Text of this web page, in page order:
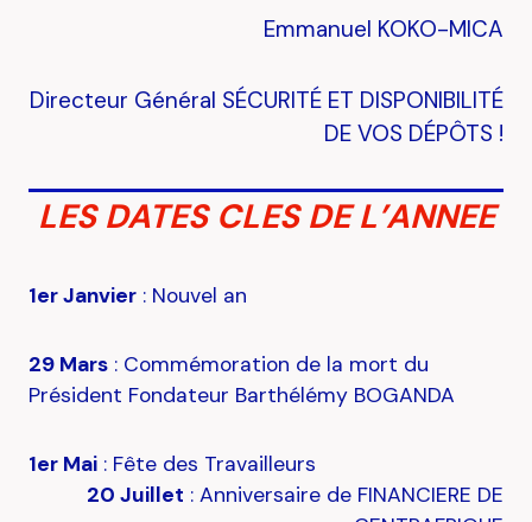
Emmanuel KOKO-MICA
Directeur Général SÉCURITÉ ET DISPONIBILITÉ
DE VOS DÉPÔTS !
LES DATES CLES DE L’ANNEE
1er Janvier : Nouvel an
29 Mars : Commémoration de la mort du
Président Fondateur Barthélémy BOGANDA
1er Mai : Fête des Travailleurs
20 Juillet : Anniversaire de FINANCIERE DE